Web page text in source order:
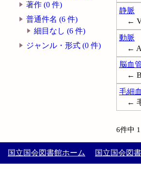
著作 (0 件)
普通件名 (6 件)
細目なし (6 件)
ジャンル・形式 (0 件)
静脈
←
動脈
←
脳血
←
毛細
←
6件中
国立国会図書館ホーム 国立国会図